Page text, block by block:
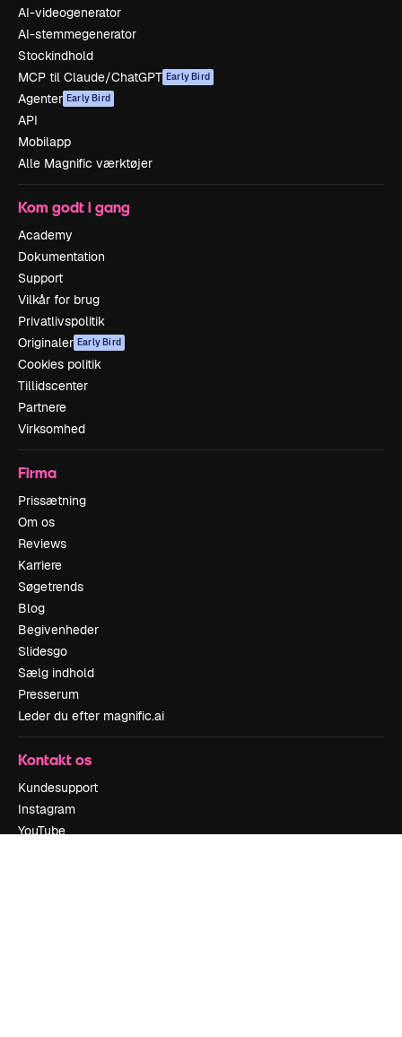
AI-videogenerator
AI-stemmegenerator
Stockindhold
MCP til Claude/ChatGPT Early Bird
Agenter Early Bird
API
Mobilapp
Alle Magnific værktøjer
Kom godt i gang
Academy
Dokumentation
Support
Vilkår for brug
Privatlivspolitik
Originaler Early Bird
Cookies politik
Tillidscenter
Partnere
Virksomhed
Firma
Prissætning
Om os
Reviews
Karriere
Søgetrends
Blog
Begivenheder
Slidesgo
Sælg indhold
Presserum
Leder du efter magnific.ai
Kontakt os
Kundesupport
Instagram
YouTube